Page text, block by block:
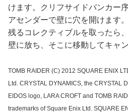
けます。クリフサイドバンカー
アセンダーで壁に穴を開けます。
残るコレクティブルを取ったら
壁に放ち、そこに移動してキャン
TOMB RAIDER (C) 2012 SQUARE ENIX
Ltd. CRYSTAL DYNAMICS, the CRYSTAL
EIDOS logo, LARA CROFT and TOMB
trademarks of Square Enix Ltd. SQUARE